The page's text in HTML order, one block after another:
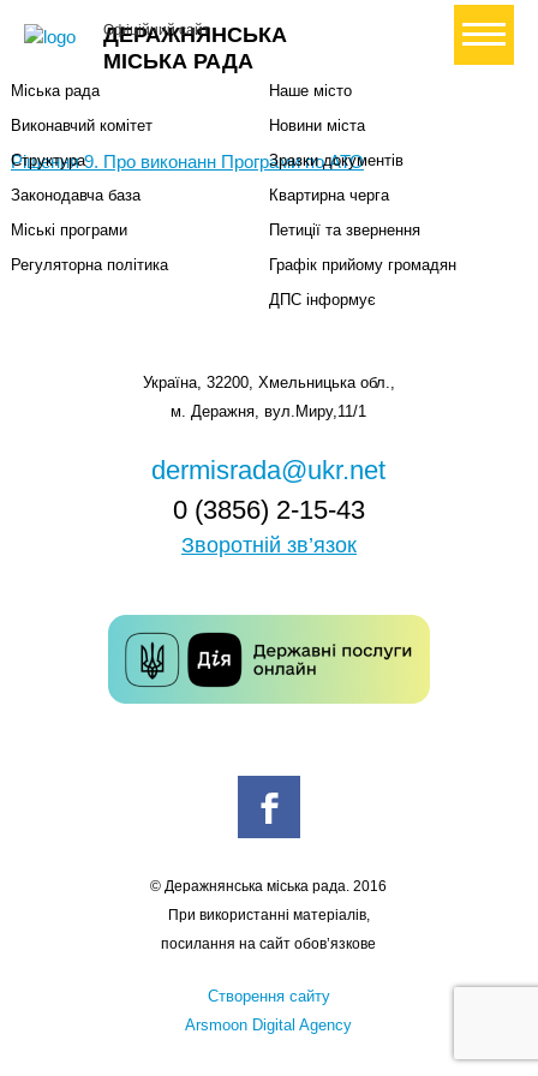
ДЕРАЖНЯНСЬКА
МІСЬКА РАДА
Офіційний сайт+ Створити петицію
Рішення 9. Про виконанн Програми по АТО
Міський голова
Міська рада
Виконавчий комітет
Структура
Законодавча база
Міські програми
Регуляторна політика
Наше місто
Новини міста
Зразки документів
Квартирна черга
Петиції та звернення
Графік прийому громадян
ДПС інформує
Україна, 32200, Хмельницька обл.,
м. Деражня, вул.Миру,11/1
dermisrada@ukr.net
0 (3856) 2-15-43
Зворотній зв’язок
© Деражнянська міська рада. 2016
При використанні матеріалів,
посилання на сайт обов’язкове
Створення сайту
Arsmoon Digital Agency